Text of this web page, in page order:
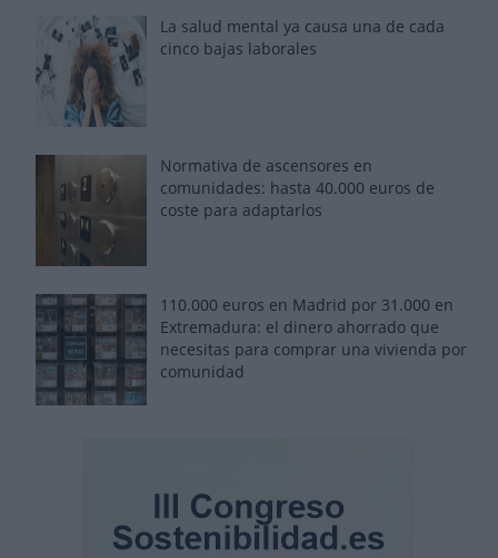
La salud mental ya causa una de cada
cinco bajas laborales
Normativa de ascensores en
comunidades: hasta 40.000 euros de
coste para adaptarlos
110.000 euros en Madrid por 31.000 en
Extremadura: el dinero ahorrado que
necesitas para comprar una vivienda por
comunidad